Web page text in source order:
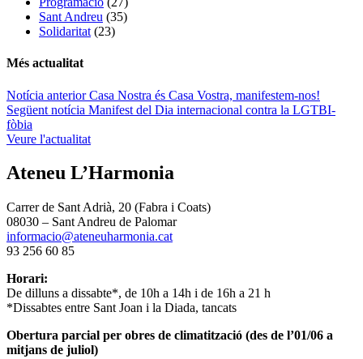
Sant Andreu (35)
Solidaritat (23)
Més actualitat
Navegació
d'entrades
Notícia anterior Casa Nostra és Casa Vostra, manifestem-nos!
Següent notícia Manifest del Dia internacional contra la LGTBI-
fòbia
Veure l'actualitat
Ateneu L’Harmonia
Carrer de Sant Adrià, 20 (Fabra i Coats)
08030 – Sant Andreu de Palomar
informacio@ateneuharmonia.cat
93 256 60 85
Horari:
De dilluns a dissabte*, de 10h a 14h i de 16h a 21 h
*Dissabtes entre Sant Joan i la Diada, tancats
Obertura parcial per obres de climatització (des de l’01/06 a
mitjans de juliol)